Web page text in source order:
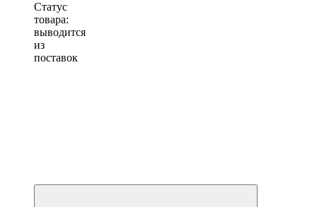
Статус
товара:
выводится
из
поставок